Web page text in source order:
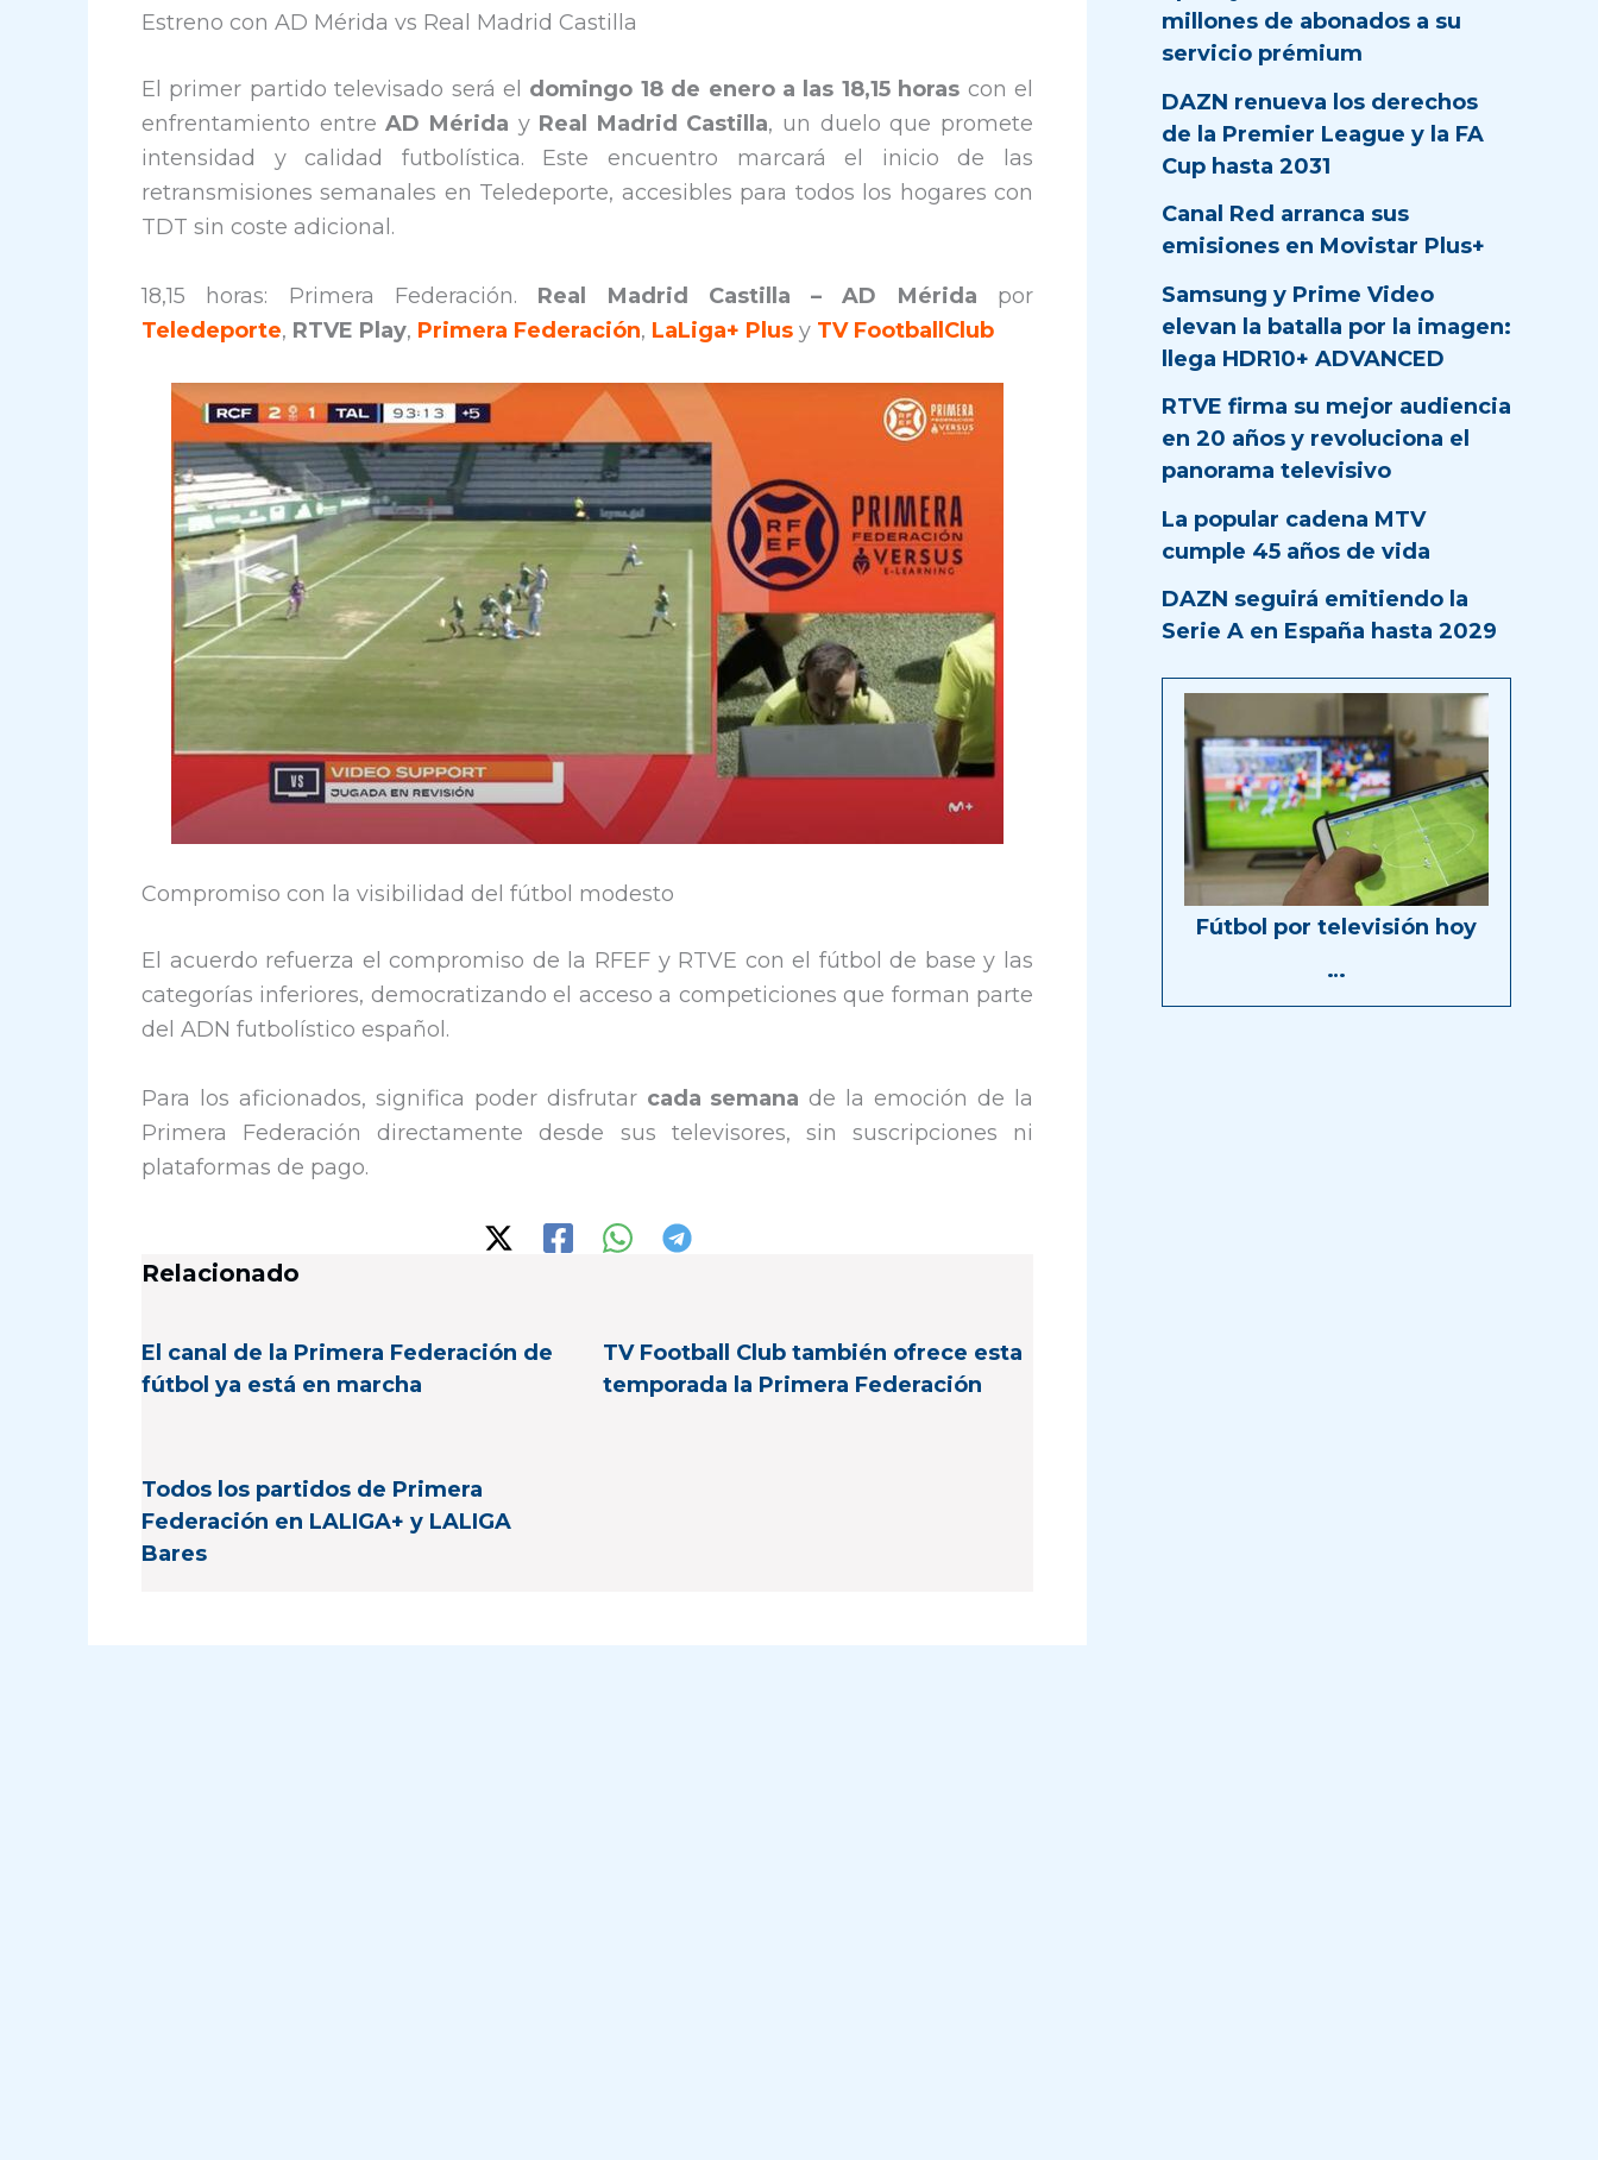
Estreno con AD Mérida vs Real Madrid Castilla
El primer partido televisado será el domingo 18 de enero a las 18,15 horas con el
enfrentamiento entreAD Mérida y Real Madrid Castilla, un duelo que promete
intensidad y calidad futbolística. Este encuentro marcará el inicio de las
retransmisiones semanales en Teledeporte, accesibles para todos los hogares con
TDT sin coste adicional.
18,15 horas: Primera Federación. Real Madrid Castilla – AD Mérida por
Teledeporte, RTVE Play, Primera Federación, LaLiga+ Plus y TV FootballClub
Compromiso con la visibilidad del fútbol modesto
El acuerdo refuerza el compromiso de la RFEF y RTVE con el fútbol de base y las
categorías inferiores, democratizando el acceso a competiciones que forman parte
del ADN futbolístico español.
Para los aficionados, significa poder disfrutar cada semana de la emoción de la
Primera Federación directamente desde sus televisores, sin suscripciones ni
plataformas de pago.
Relacionado
El canal de la Primera Federación de
fútbol ya está en marcha
TV Football Club también ofrece esta
temporada la Primera Federación
Todos los partidos de Primera
Federación en LALIGA+ y LALIGA
Bares
millones de abonados a su
servicio prémium
DAZN renueva los derechos
de la Premier League y la FA
Cup hasta 2031
Canal Red arranca sus
emisiones en Movistar Plus+
Samsung y Prime Video
elevan la batalla por la imagen:
llega HDR10+ ADVANCED
RTVE firma su mejor audiencia
en 20 años y revoluciona el
panorama televisivo
La popular cadena MTV
cumple 45 años de vida
DAZN seguirá emitiendo la
Serie A en España hasta 2029
Fútbol por televisión hoy
…